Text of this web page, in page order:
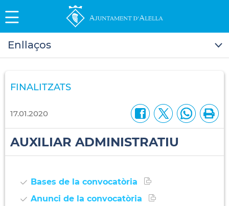
Enllaços
FINALITZATS
17.01.2020
AUXILIAR ADMINISTRATIU
Bases de la convocatòria
Anunci de la convocatòria